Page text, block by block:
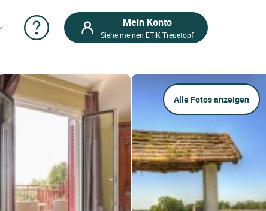
Mein Konto
Siehe meinen ETIK Treuetopf
Alle Fotos anzeigen